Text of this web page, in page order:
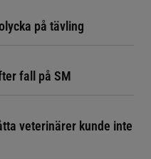
på tävling
fall på SM
veterinärer kunde inte